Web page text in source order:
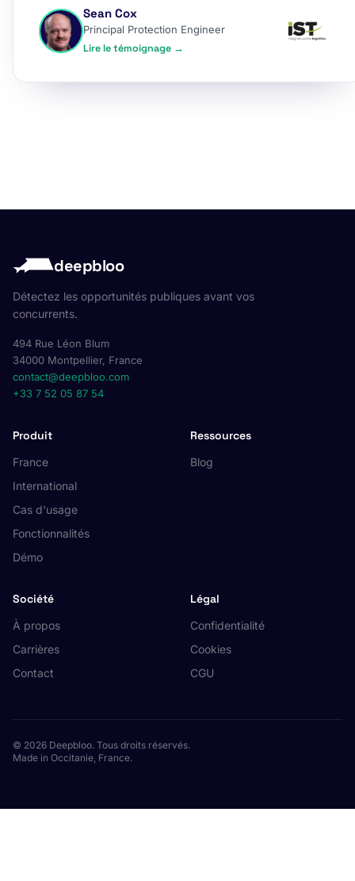
Sean Cox
Principal Protection Engineer
Lire le témoignage →
deepbloo
Détectez les opportunités publiques avant vos
concurrents.
494 Rue Léon Blum
34000 Montpellier, France
contact@deepbloo.com
+33 7 52 05 87 54
Produit
France
International
Cas d'usage
Fonctionnalités
Démo
Ressources
Blog
Société
À propos
Carrières
Contact
Légal
Confidentialité
Cookies
CGU
© 2026 Deepbloo. Tous droits réservés.
Made in Occitanie, France.